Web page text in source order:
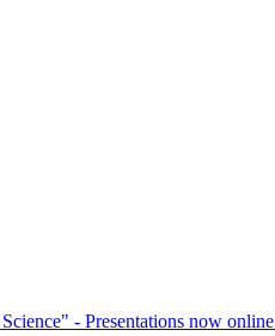
- Presentations now online